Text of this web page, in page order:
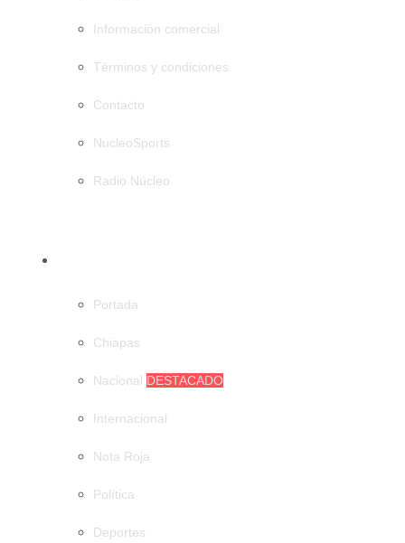
Información comercial
Términos y condiciones
Contacto
NucleoSports
Radio Núcleo
Portada
Chiapas
Nacional DESTACADO
Internacional
Nota Roja
Política
Deportes